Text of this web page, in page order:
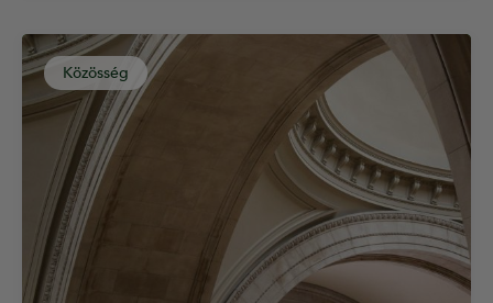
Közösség